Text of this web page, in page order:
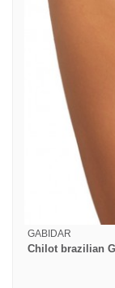
GABIDAR
Chilot brazilian